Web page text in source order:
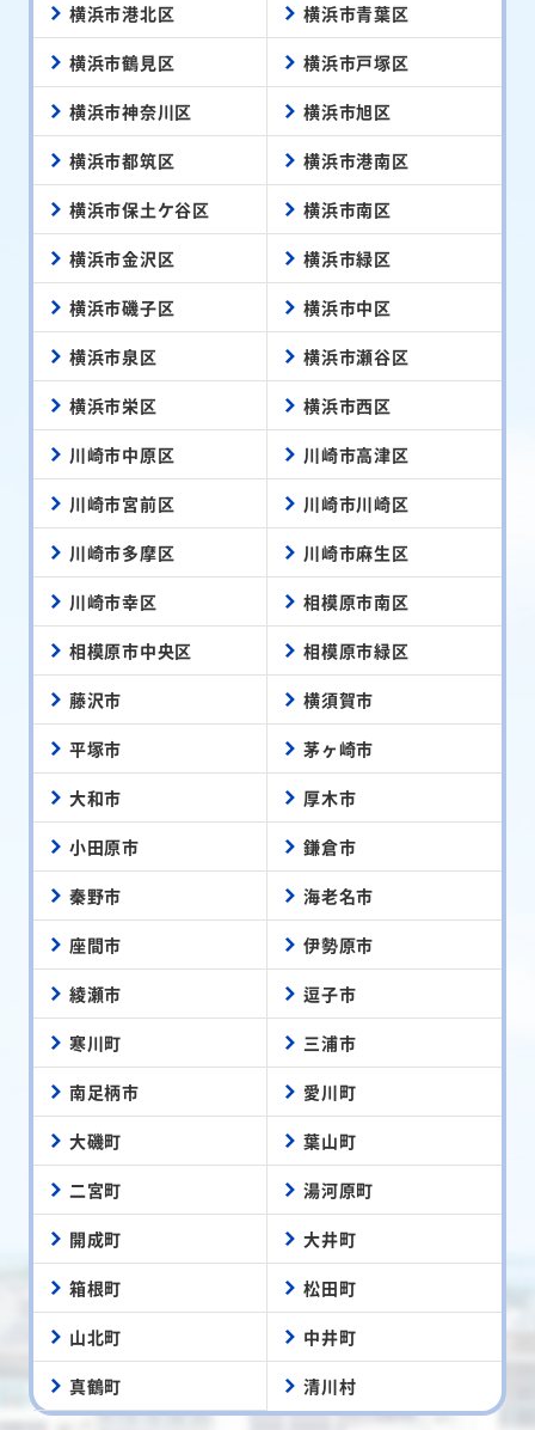
横浜市港北区 横浜市青葉区
横浜市鶴見区 横浜市戸塚区
横浜市神奈川区 横浜市旭区
横浜市都筑区 横浜市港南区
横浜市保土ケ谷区 横浜市南区
横浜市金沢区 横浜市緑区
横浜市磯子区 横浜市中区
横浜市泉区 横浜市瀬谷区
横浜市栄区 横浜市西区
川崎市中原区 川崎市高津区
川崎市宮前区 川崎市川崎区
川崎市多摩区 川崎市麻生区
川崎市幸区 相模原市南区
相模原市中央区 相模原市緑区
藤沢市 横須賀市
平塚市 茅ヶ崎市
大和市 厚木市
小田原市 鎌倉市
秦野市 海老名市
座間市 伊勢原市
綾瀬市 逗子市
寒川町 三浦市
南足柄市 愛川町
大磯町 葉山町
二宮町 湯河原町
開成町 大井町
箱根町 松田町
山北町 中井町
真鶴町 清川村